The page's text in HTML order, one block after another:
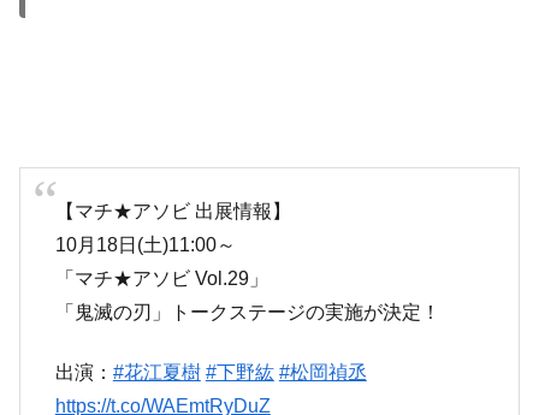
【マチ★アソビ 出展情報】
10月18日(土)11:00～
「マチ★アソビ Vol.29」
「鬼滅の刃」トークステージの実施が決定！
出演： #花江夏樹 #下野紘 #松岡禎丞
https://t.co/WAEmtRyDuZ